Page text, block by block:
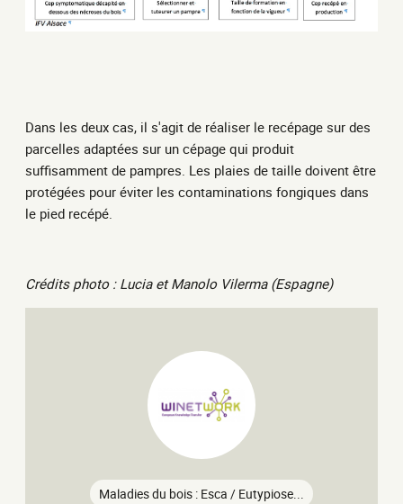
Dans les deux cas, il s'agit de réaliser le recépage sur des
parcelles adaptées sur un cépage qui produit
suffisamment de pampres. Les plaies de taille doivent être
protégées pour éviter les contaminations fongiques dans
le pied recépé.
Crédits photo : Lucia et Manolo Vilerma (Espagne)
Maladies du bois : Esca / Eutypiose...